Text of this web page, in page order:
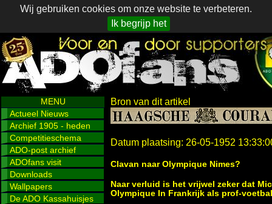
Wij gebruiken cookies om onze website te verbeteren.
Ik begrijp het
MENU
Actueel Nieuws
Archief 1905 - heden
Competitieschema
ADO-post archief
ADOfans visit
Downloads
Wallpapers
De ADO Kassahuisjes
Bron van dit artikel
Datum plaatsing: 26-05-1952
Clavan naar Olympique Nimes?
Naar verluid is het vrijwel zeker dat
Olympique In Frankrijk als prof-